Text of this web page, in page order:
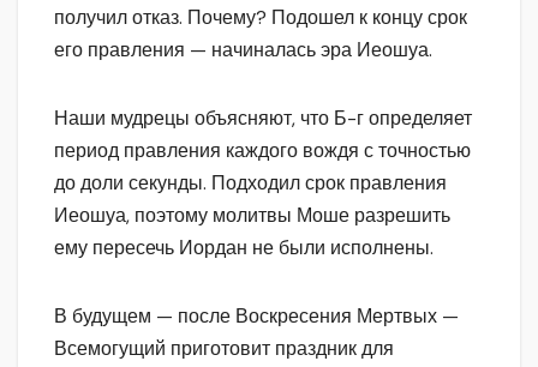
получил отказ. Почему? Подошел к концу срок
его правления — начиналась эра Иеошуа.
Наши мудрецы объясняют, что Б-г определяет
период правления каждого вождя с точностью
до доли секунды. Подходил срок правления
Иеошуа, поэтому молитвы Моше разрешить
ему пересечь Иордан не были исполнены.
В будущем — после Воскресения Мертвых —
Всемогущий приготовит праздник для